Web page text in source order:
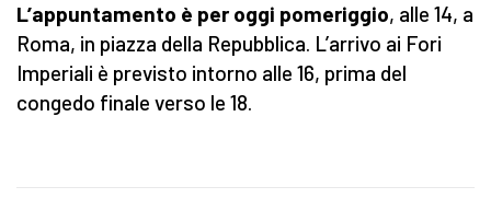
L’appuntamento è per oggi pomeriggio, alle 14, a
Roma, in piazza della Repubblica. L’arrivo ai Fori
Imperiali è previsto intorno alle 16, prima del
congedo finale verso le 18.